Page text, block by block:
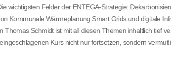
wichtigsten Felder der ENTEGA-Strategie:
Kommunale Wärmeplanung Smart Grids und digitale
Thomas Schmidt ist mit all diesen Themen inhaltlich tief
Kurs nicht nur fortsetzen, sondern